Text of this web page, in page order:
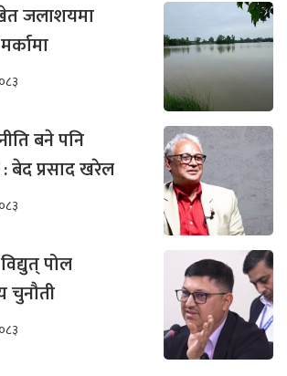
जलाशयमा
बने पनि
बेद प्रसाद खरेल
पोल
चुनौती